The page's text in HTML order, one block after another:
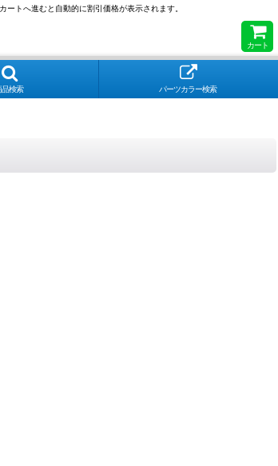
ートへ進むと自動的に割引価格が表示されます。
カート
品検索 パーツカラー検索